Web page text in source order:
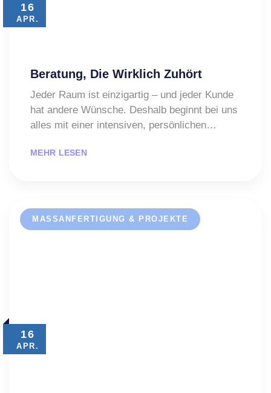
16
APR.
Beratung, Die Wirklich Zuhört
Jeder Raum ist einzigartig – und jeder Kunde
hat andere Wünsche. Deshalb beginnt bei uns
alles mit einer intensiven, persönlichen…
MEHR LESEN
16
APR.
MASSANFERTIGUNG & PROJEKTE